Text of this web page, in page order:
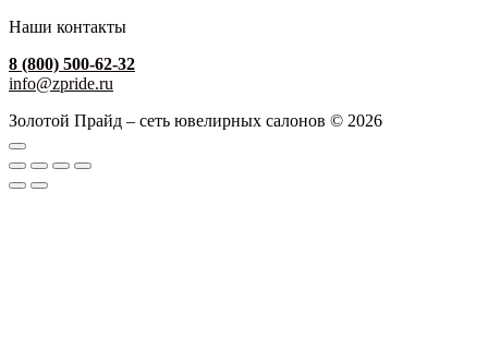
Наши контакты
8 (800) 500-62-32
info@zpride.ru
Золотой Прайд – сеть ювелирных салонов © 2026